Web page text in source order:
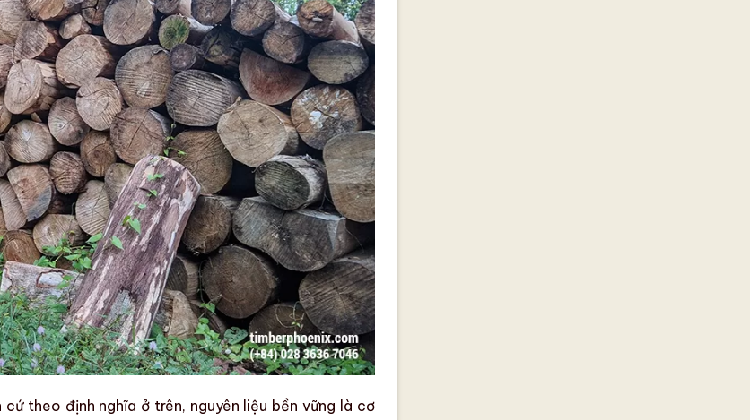
cứ theo định nghĩa ở trên, nguyên liệu bền vững là cơ